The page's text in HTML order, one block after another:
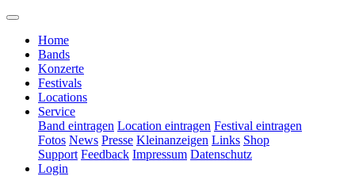
Home
Bands
Konzerte
Festivals
Locations
Service
Band eintragen Location eintragen Festival eintragen
Fotos News Presse Kleinanzeigen Links Shop
Support Feedback Impressum Datenschutz
Login